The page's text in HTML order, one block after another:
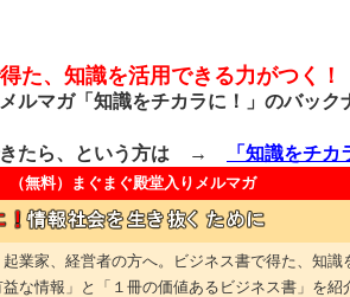
た、知識を活用できる力がつく！
ルマガ「知識をチカラに！」のバック
たら、という方は →
「知識をチカ
無料） まぐまぐ殿堂入りメルマガ
業家、経営者の方へ。ビジネス書で得た、知識
益な情報」と「１冊の価値あるビジネス書」を紹